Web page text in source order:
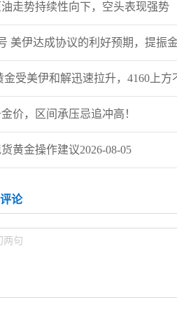
走势持续性向下，空头表现强势
美伊达成协议的利好预期，提振
金受美伊和解迅速拉升，4160上方
价，区间承压忌追冲高！
黄金操作建议2026-08-05
论
两句